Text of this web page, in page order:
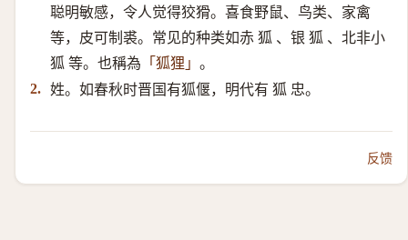
聪明敏感，令人觉得狡猾。喜食野鼠、鸟类、家禽
等，皮可制裘。常见的种类如赤 狐 、银 狐 、北非小
狐 等。也稱為 「狐狸」 。
2. 姓。如春秋时晋国有狐偃，明代有 狐 忠。
反馈